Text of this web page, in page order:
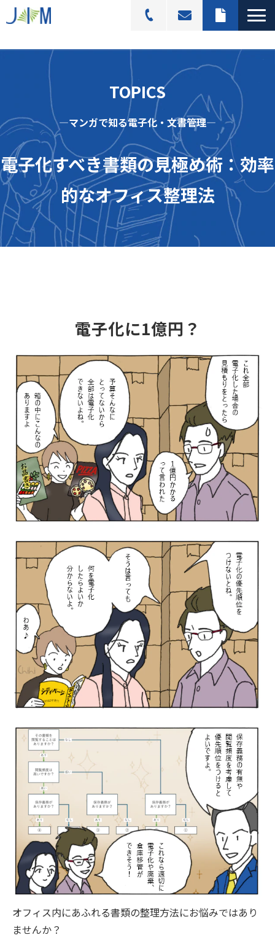
スキャニングサービス
活用シーン
導入事例
料金プラン
よくあるご質問
ブログ記事一覧
TOPICS
―マンガで知る電子化・文書管理―
電子化すべき書類の見極め術：効率
的なオフィス整理法
電子化に1億円？
オフィス内にあふれる書類の整理方法にお悩みではあり
ませんか？